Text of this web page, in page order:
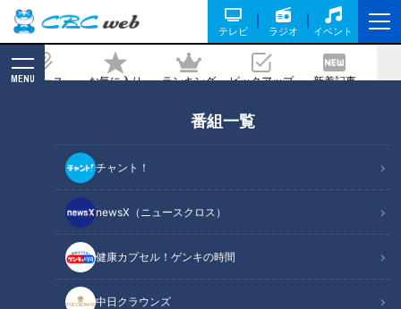
テレビ ラジオ イベント
ニュース お気に入り ランキング ピックアップ 新着記事
MENU
番組一覧
チャント！
newsX（ニュースクロス）
健康カプセル！ゲンキの時間
中日クラウンズ
続々 女子ウケ抜群の商品が作れるワケ
記事に戻る